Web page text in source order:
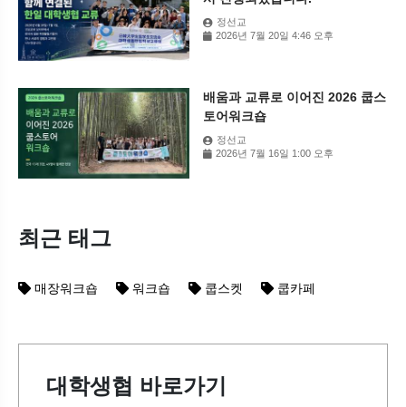
정선교
2026년 7월 20일 4:46 오후
배움과 교류로 이어진 2026 쿱스
토어워크숍
정선교
2026년 7월 16일 1:00 오후
최근 태그
매장워크숍 워크숍 쿱스켓 쿱카페
대학생협 바로가기